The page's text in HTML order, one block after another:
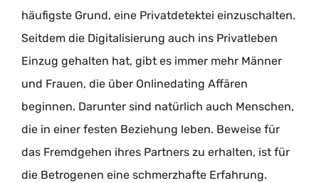
häufigste Grund, eine Privatdetektei einzuschalten.
Seitdem die Digitalisierung auch ins Privatleben
Einzug gehalten hat, gibt es immer mehr Männer
und Frauen, die über Onlinedating Affären
beginnen. Darunter sind natürlich auch Menschen,
die in einer festen Beziehung leben. Beweise für
das Fremdgehen ihres Partners zu erhalten, ist für
die Betrogenen eine schmerzhafte Erfahrung.